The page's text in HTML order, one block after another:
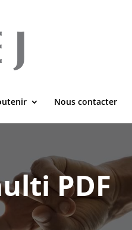
Nous contacter
PDF